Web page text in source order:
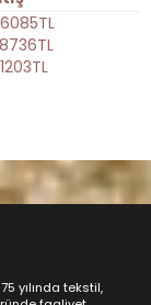
yılında tekstil,